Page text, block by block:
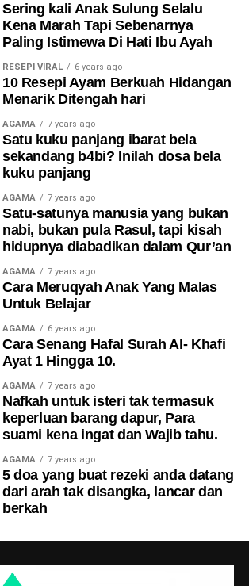
Sering kali Anak Sulung Selalu
Kena Marah Tapi Sebenarnya
Paling Istimewa Di Hati Ibu Ayah
RESEPI VIRAL 6 years ago
10 Resepi Ayam Berkuah Hidangan
Menarik Ditengah hari
AGAMA 7 years ago
Satu kuku panjang ibarat bela
sekandang b4bi? Inilah dosa bela
kuku panjang
AGAMA 7 years ago
Satu-satunya manusia yang bukan
nabi, bukan pula Rasul, tapi kisah
hidupnya diabadikan dalam Qur’an
AGAMA 7 years ago
Cara Meruqyah Anak Yang Malas
Untuk Belajar
AGAMA 6 years ago
Cara Senang Hafal Surah Al- Khafi
Ayat 1 Hingga 10.
AGAMA 7 years ago
Nafkah untuk isteri tak termasuk
keperluan barang dapur, Para
suami kena ingat dan Wajib tahu.
AGAMA 7 years ago
5 doa yang buat rezeki anda datang
dari arah tak disangka, lancar dan
berkah